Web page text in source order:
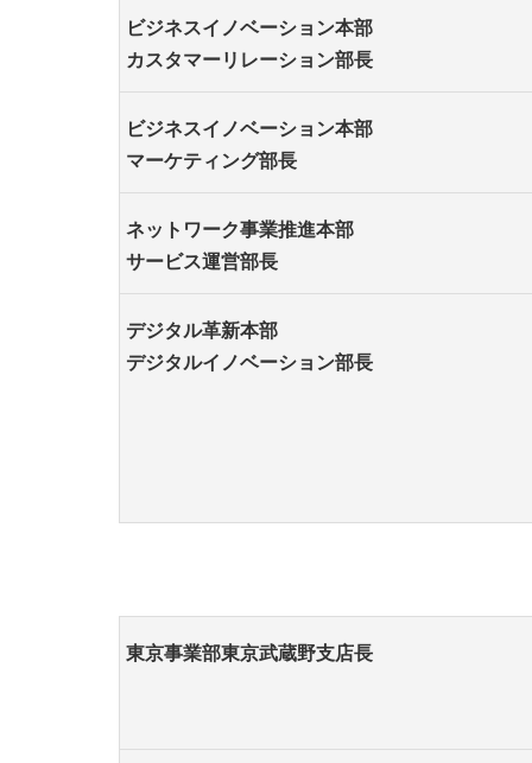
ビジネスイノベーション本部
カスタマーリレーション部長
ビジネスイノベーション本部
マーケティング部長
ネットワーク事業推進本部
サービス運営部長
デジタル革新本部
デジタルイノベーション部長
東京事業部東京武蔵野支店長